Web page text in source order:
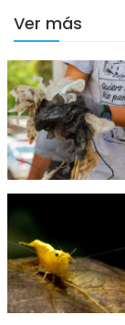
Ver más